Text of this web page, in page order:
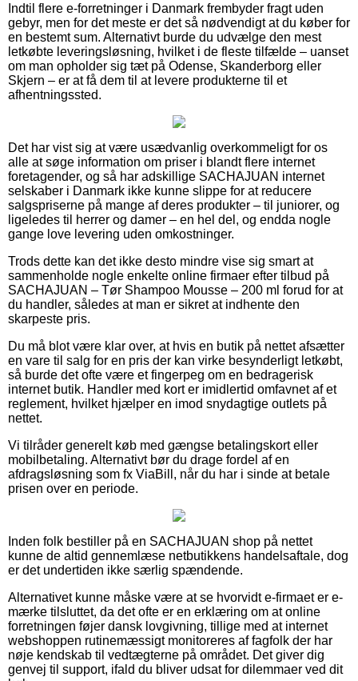
Indtil flere e-forretninger i Danmark frembyder fragt uden
gebyr, men for det meste er det så nødvendigt at du køber for
en bestemt sum. Alternativt burde du udvælge den mest
letkøbte leveringsløsning, hvilket i de fleste tilfælde – uanset
om man opholder sig tæt på Odense, Skanderborg eller
Skjern – er at få dem til at levere produkterne til et
afhentningssted.
Det har vist sig at være usædvanlig overkommeligt for os
alle at søge information om priser i blandt flere internet
foretagender, og så har adskillige SACHAJUAN internet
selskaber i Danmark ikke kunne slippe for at reducere
salgspriserne på mange af deres produkter – til juniorer, og
ligeledes til herrer og damer – en hel del, og endda nogle
gange love levering uden omkostninger.
Trods dette kan det ikke desto mindre vise sig smart at
sammenholde nogle enkelte online firmaer efter tilbud på
SACHAJUAN – Tør Shampoo Mousse – 200 ml forud for at
du handler, således at man er sikret at indhente den
skarpeste pris.
Du må blot være klar over, at hvis en butik på nettet afsætter
en vare til salg for en pris der kan virke besynderligt letkøbt,
så burde det ofte være et fingerpeg om en bedragerisk
internet butik. Handler med kort er imidlertid omfavnet af et
reglement, hvilket hjælper en imod snydagtige outlets på
nettet.
Vi tilråder generelt køb med gængse betalingskort eller
mobilbetaling. Alternativt bør du drage fordel af en
afdragsløsning som fx ViaBill, når du har i sinde at betale
prisen over en periode.
Inden folk bestiller på en SACHAJUAN shop på nettet
kunne de altid gennemlæse netbutikkens handelsaftale, dog
er det undertiden ikke særlig spændende.
Alternativet kunne måske være at se hvorvidt e-firmaet er e-
mærke tilsluttet, da det ofte er en erklæring om at online
forretningen føjer dansk lovgivning, tillige med at internet
webshoppen rutinemæssigt monitoreres af fagfolk der har
nøje kendskab til vedtægterne på området. Det giver dig
genvej til support, ifald du bliver udsat for dilemmaer ved dit